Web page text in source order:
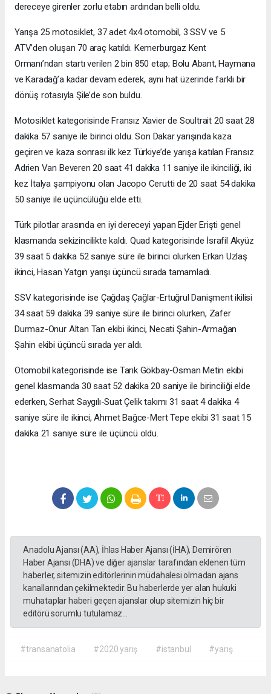
dereceye girenler zorlu etabın ardından belli oldu.
Yarışa 25 motosiklet, 37 adet 4x4 otomobil, 3 SSV ve 5
ATV’den oluşan 70 araç katıldı. Kemerburgaz Kent
Ormanı’ndan startı verilen 2 bin 850 etap; Bolu Abant, Haymana
ve Karadağ’a kadar devam ederek, aynı hat üzerinde farklı bir
dönüş rotasıyla Şile’de son buldu.
Motosiklet kategorisinde Fransız Xavier de Soultrait 20 saat 28
dakika 57 saniye ile birinci oldu. Son Dakar yarışında kaza
geçiren ve kaza sonrası ilk kez Türkiye’de yarışa katılan Fransız
Adrien Van Beveren 20 saat 41 dakika 11 saniye ile ikinciliği, iki
kez İtalya şampiyonu olan Jacopo Cerutti de 20 saat 54 dakika
50 saniye ile üçüncülüğü elde etti.
Türk pilotlar arasında en iyi dereceyi yapan Ejder Erişti genel
klasmanda sekizincilikte kaldı. Quad kategorisinde İsrafil Akyüz
39 saat 5 dakika 52 saniye süre ile birinci olurken Erkan Uzlaş
ikinci, Hasan Yatgın yarışı üçüncü sırada tamamladı.
SSV kategorisinde ise Çağdaş Çağlar-Ertuğrul Danişment ikilisi
34 saat 59 dakika 39 saniye süre ile birinci olurken, Zafer
Durmaz-Onur Altan Tan ekibi ikinci, Necati Şahin-Armağan
Şahin ekibi üçüncü sırada yer aldı.
Otomobil kategorisinde ise Tarık Gökbay-Osman Metin ekibi
genel klasmanda 30 saat 52 dakika 20 saniye ile birinciliği elde
ederken, Serhat Saygılı-Suat Çelik takımı 31 saat 4 dakika 4
saniye süre ile ikinci, Ahmet Bağce-Mert Tepe ekibi 31 saat 15
dakika 21 saniye süre ile üçüncü oldu.
Anadolu Ajansı (AA), İhlas Haber Ajansı (İHA), Demirören
Haber Ajansı (DHA) ve diğer ajanslar tarafından eklenen tüm
haberler, sitemizin editörlerinin müdahalesi olmadan ajans
kanallarından çekilmektedir. Bu haberlerde yer alan hukuki
muhataplar haberi geçen ajanslar olup sitemizin hiç bir
editörü sorumlu tutulamaz...
#transanatolia #2020 yarış #istanbul #yarış